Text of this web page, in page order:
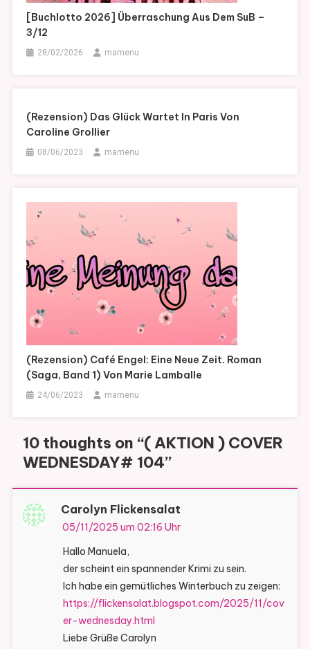
[Buchlotto 2026] Überraschung Aus Dem SuB –
3/12
28/02/2026 mamenu
(Rezension) Das Glück Wartet In Paris Von
Caroline Grollier
08/06/2023 mamenu
(Rezension) Café Engel: Eine Neue Zeit. Roman
(Saga, Band 1) Von Marie Lamballe
24/06/2023 mamenu
10 thoughts on “( AKTION ) COVER
WEDNESDAY# 104”
Carolyn Flickensalat
05/11/2025 um 02:16 Uhr
Hallo Manuela,
der scheint ein spannender Krimi zu sein.
Ich habe ein gemütliches Winterbuch zu zeigen:
https://flickensalat.blogspot.com/2025/11/cov
er-wednesday.html
Liebe Grüße Carolyn